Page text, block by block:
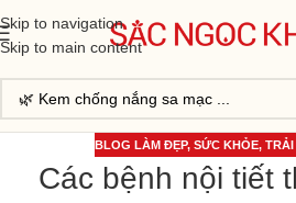
Skip to navigation
Skip to main content
BLOG LÀM ĐẸP, SỨC KHỎE, TRẢI
Các bệnh nội tiết